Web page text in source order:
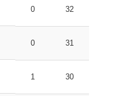
0 32
0 31
1 30